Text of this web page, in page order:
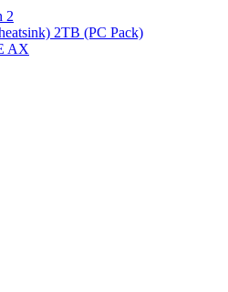
2
2TB (PC Pack)
AX